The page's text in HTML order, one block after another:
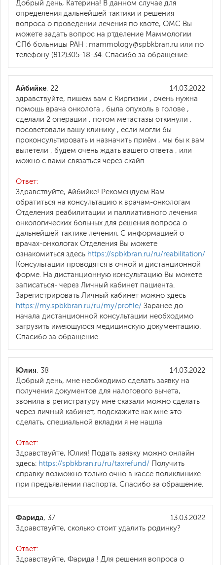
Добрый день, Катерина! В данном случае для
определения дальнейшей тактики и решения
вопроса о проведении лечения по квоте, ОМС Вы
можете задать вопрос на ртделение Маммологии
СПб больницы РАН : mammology@spbkbran.ru или по
телефону (812)305-18-34. Спасибо за обращение.
14.03.2022
Айбийке, 22
здравствуйте, пишем вам с Киргизии , очень нужна
помощь врача онколога , была опухоль в голове ,
сделали 2 операции , потом метастазы откинули ,
посоветовали вашу клинику , если могли бы
проконсультировать и назначить приём , мы бы к вам
вылетели , будем очень ждать вашего ответа , или
можно с вами связаться через скайп
Ответ:
Здравствуйте, Айбийке! Рекомендуем Вам
обратиться на консультацию к врачам-онкологам
Отделения реабилитации и паллиативного лечения
онкологических больных для решения вопроса о
дальнейшей тактике лечения. С информацией о
врачах-онкологах Отделения Вы можете
ознакомиться здесь https://spbkbran.ru/ru/reabilitation/
Консультации проводятся в очной и дистанционной
форме. На дистанционную консультацию Вы можете
записаться- через Личный кабинет пациента.
Зарегистрировать Личный кабинет можно здесь
https://my.spbkbran.ru/ru/my/profile/ Заранее до
начала дистанционной консультации необходимо
загрузить имеющуюся медицинскую документацию.
Спасибо за обращение.
14.03.2022
Юлия, 38
Добрый день, мне необходимо сделать заявку на
получения документов для налогового вычета,
звонила в регистратуру мне сказали можно сделать
через личный кабинет, подскажите как мне это
сделать, специальной вкладки я не нашла
Ответ:
Здравствуйте, Юлия! Подать заявку можно онлайн
здесь: https://spbkbran.ru/ru/taxrefund/ Получить
справку возможно только очно в кассе поликлинике
при предъявлении паспорта. Спасибо за обращение.
13.03.2022
Фарида, 37
Здравствуйте, сколько стоит удалить родинку?
Ответ:
Здравствуйте, Фарида ! Для решения вопроса о